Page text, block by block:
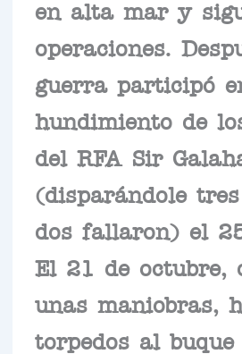
en alta mar y
operaciones.
guerra participó
hundimiento de
del RFA Sir
(disparándole tres
dos fallaron) el
El 21 de octubre,
unas maniobras,
torpedos al buque